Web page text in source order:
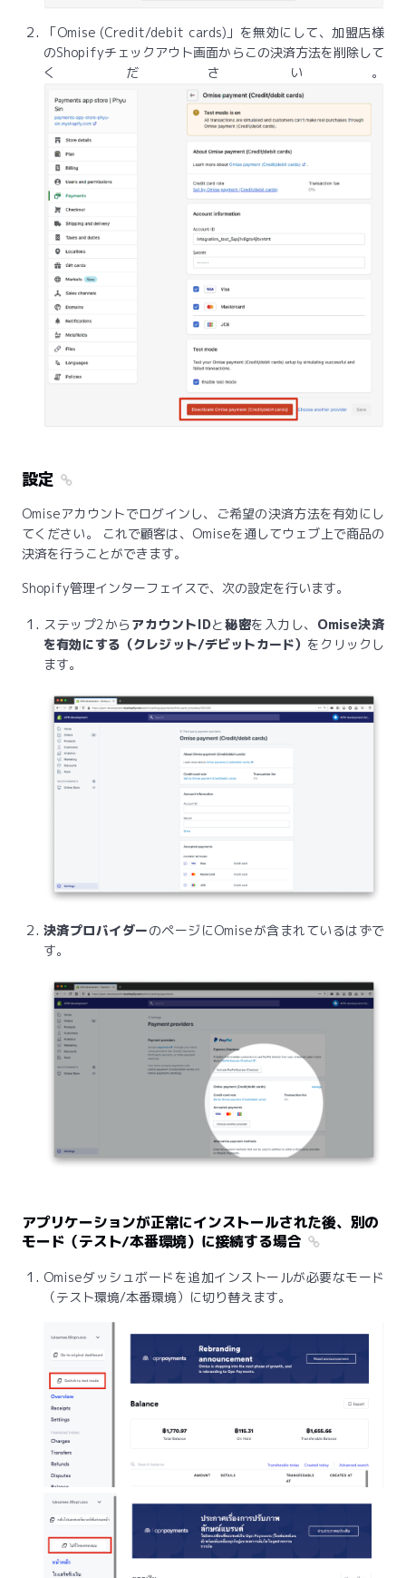
「Omise (Credit/debit cards)」を無効にして、加盟店様
のShopifyチェックアウト画面からこの決済方法を削除して
ください。
設定
Omiseアカウントでログインし、ご希望の決済方法を有効にし
てください。 これで顧客は、Omiseを通してウェブ上で商品の
決済を行うことができます。
Shopify管理インターフェイスで、次の設定を行います。
ステップ2から アカウントIDと秘密を入力し、 Omise決済
を有効にする（クレジット/デビットカード） をクリックし
ます。
決済プロバイダーのページにOmiseが含まれているはずで
す。
アプリケーションが正常にインストールされた後、別の
モード（テスト/本番環境）に接続する場合
Omiseダッシュボードを追加インストールが必要なモード
（テスト環境/本番環境）に切り替えます。